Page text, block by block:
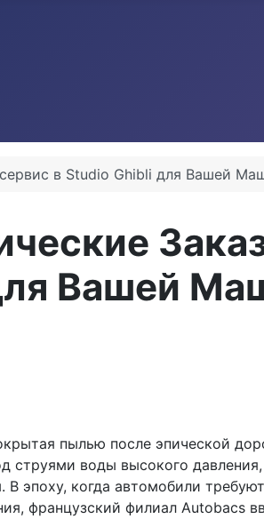
в Studio Ghibli для Вашей
Вашей
пылью после эпической
струями воды высокого
эпоху, когда автомобили
французский филиал Autobacs